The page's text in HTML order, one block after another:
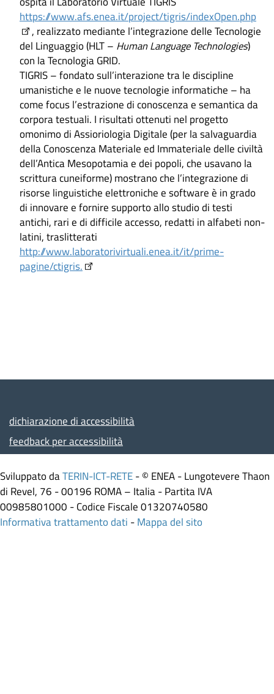
https://www.afs.enea.it/project/tigris/indexOpen.php
, realizzato mediante l’integrazione delle Tecnologie
del Linguaggio (HLT – Human Language Technologies)
con la Tecnologia GRID.
TIGRIS – fondato sull’interazione tra le discipline
umanistiche e le nuove tecnologie informatiche – ha
come focus l’estrazione di conoscenza e semantica da
corpora testuali. I risultati ottenuti nel progetto
omonimo di Assioriologia Digitale (per la salvaguardia
della Conoscenza Materiale ed Immateriale delle civiltà
dell’Antica Mesopotamia e dei popoli, che usavano la
scrittura cuneiforme) mostrano che l’integrazione di
risorse linguistiche elettroniche e software è in grado
di innovare e fornire supporto allo studio di testi
antichi, rari e di difficile accesso, redatti in alfabeti non-
latini, traslitterati
http://www.laboratorivirtuali.enea.it/it/prime-
pagine/ctigris.
dichiarazione di accessibilità
feedback per accessibilità
Sviluppato daTERIN-ICT-RETE - © ENEA - Lungotevere Thaon
di Revel, 76 - 00196 ROMA – Italia - Partita IVA
00985801000 - Codice Fiscale 01320740580
Informativa trattamento dati - Mappa del sito